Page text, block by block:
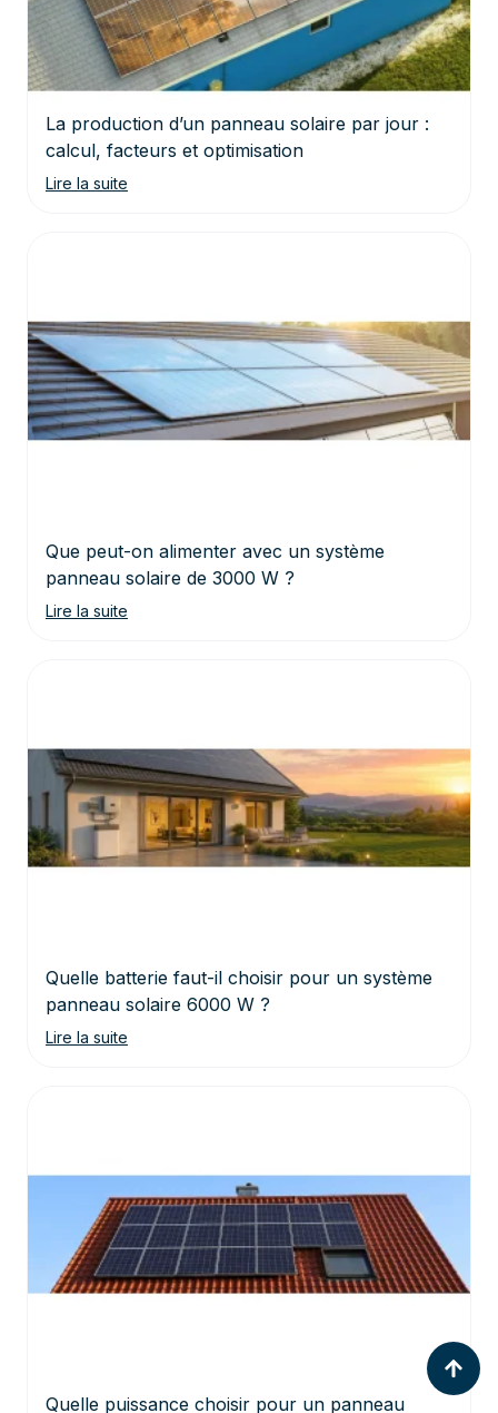
La production d’un panneau solaire par jour :
calcul, facteurs et optimisation
Lire la suite
Que peut-on alimenter avec un système
panneau solaire de 3000 W ?
Lire la suite
Quelle batterie faut-il choisir pour un système
panneau solaire 6000 W ?
Lire la suite
Quelle puissance choisir pour un panneau